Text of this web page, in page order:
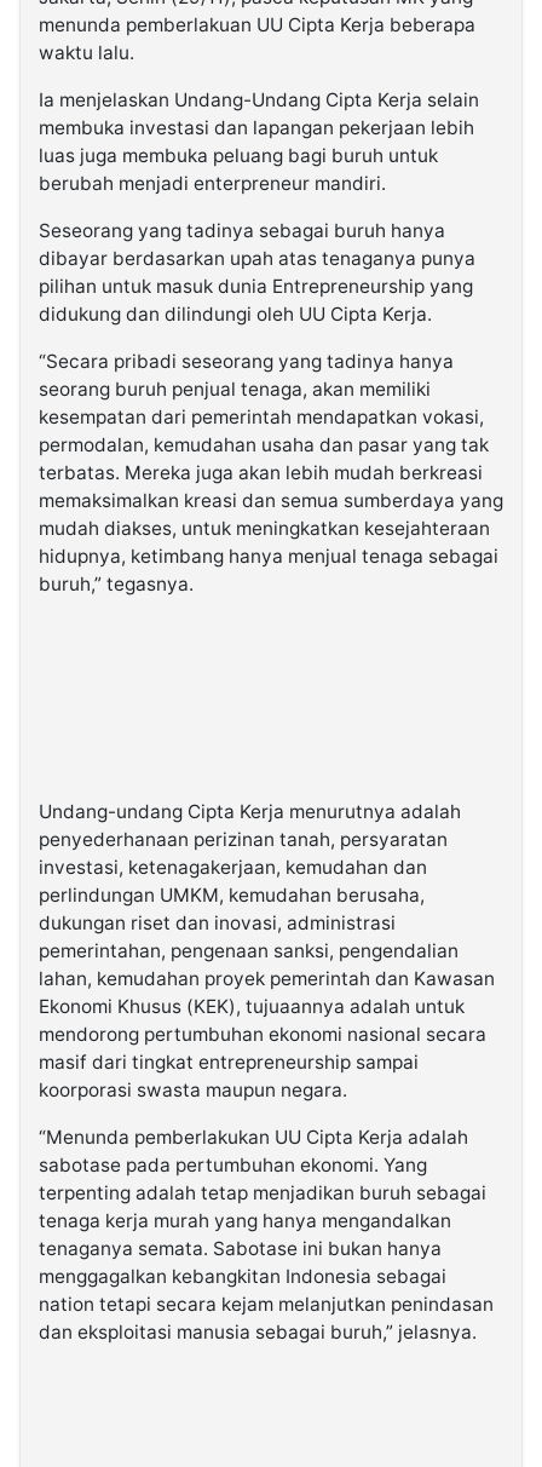
menunda pemberlakuan UU Cipta Kerja beberapa
waktu lalu.
Ia menjelaskan Undang-Undang Cipta Kerja selain
membuka investasi dan lapangan pekerjaan lebih
luas juga membuka peluang bagi buruh untuk
berubah menjadi enterpreneur mandiri.
Seseorang yang tadinya sebagai buruh hanya
dibayar berdasarkan upah atas tenaganya punya
pilihan untuk masuk dunia Entrepreneurship yang
didukung dan dilindungi oleh UU Cipta Kerja.
“Secara pribadi seseorang yang tadinya hanya
seorang buruh penjual tenaga, akan memiliki
kesempatan dari pemerintah mendapatkan vokasi,
permodalan, kemudahan usaha dan pasar yang tak
terbatas. Mereka juga akan lebih mudah berkreasi
memaksimalkan kreasi dan semua sumberdaya yang
mudah diakses, untuk meningkatkan kesejahteraan
hidupnya, ketimbang hanya menjual tenaga sebagai
buruh,” tegasnya.
Undang-undang Cipta Kerja menurutnya adalah
penyederhanaan perizinan tanah, persyaratan
investasi, ketenagakerjaan, kemudahan dan
perlindungan UMKM, kemudahan berusaha,
dukungan riset dan inovasi, administrasi
pemerintahan, pengenaan sanksi, pengendalian
lahan, kemudahan proyek pemerintah dan Kawasan
Ekonomi Khusus (KEK), tujuaannya adalah untuk
mendorong pertumbuhan ekonomi nasional secara
masif dari tingkat entrepreneurship sampai
koorporasi swasta maupun negara.
“Menunda pemberlakukan UU Cipta Kerja adalah
sabotase pada pertumbuhan ekonomi. Yang
terpenting adalah tetap menjadikan buruh sebagai
tenaga kerja murah yang hanya mengandalkan
tenaganya semata. Sabotase ini bukan hanya
menggagalkan kebangkitan Indonesia sebagai
nation tetapi secara kejam melanjutkan penindasan
dan eksploitasi manusia sebagai buruh,” jelasnya.